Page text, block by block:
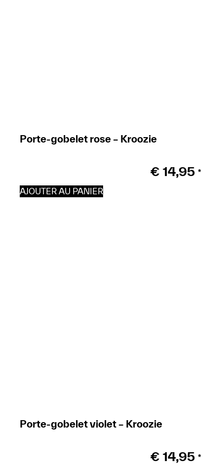
Porte-gobelet rose – Kroozie
€ 14,95 *
AJOUTER AU PANIER
Porte-gobelet violet – Kroozie
€ 14,95 *